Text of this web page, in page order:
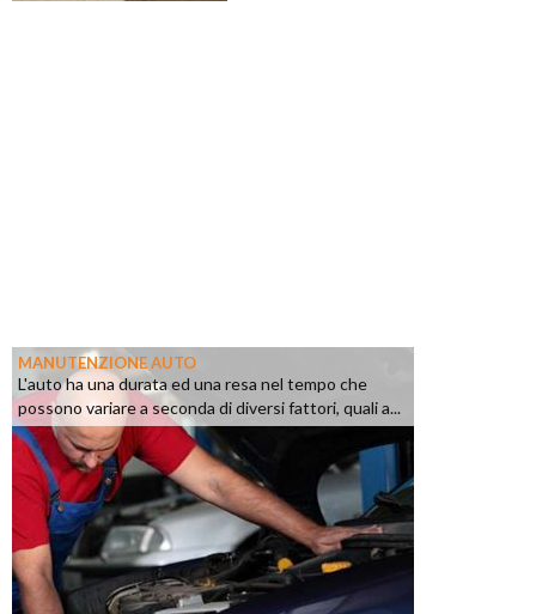
MANUTENZIONE AUTO
L'auto ha una durata ed una resa nel tempo che
possono variare a seconda di diversi fattori, quali a...